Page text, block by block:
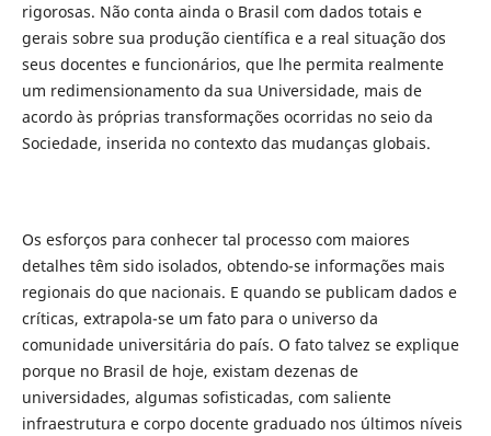
rigorosas. Não conta ainda o Brasil com dados totais e
gerais sobre sua produção científica e a real situação dos
seus docentes e funcionários, que lhe permita realmente
um redimensionamento da sua Universidade, mais de
acordo às próprias transformações ocorridas no seio da
Sociedade, inserida no contexto das mudanças globais.
Os esforços para conhecer tal processo com maiores
detalhes têm sido isolados, obtendo-se informações mais
regionais do que nacionais. E quando se publicam dados e
críticas, extrapola-se um fato para o universo da
comunidade universitária do país. O fato talvez se explique
porque no Brasil de hoje, existam dezenas de
universidades, algumas sofisticadas, com saliente
infraestrutura e corpo docente graduado nos últimos níveis